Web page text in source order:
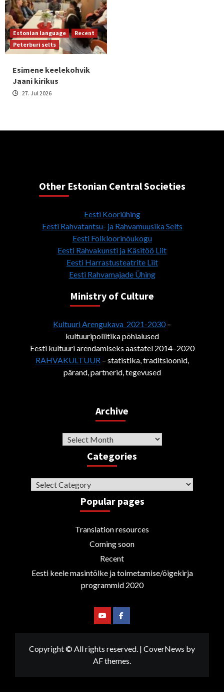
Estonian language
Recent
Peterburi selts
Esimene keelekohvik
Jaani kirikus
27. Jul 2026
Other Estonian Central Societies
Eesti Kooriühing
Eesti Rahvatantsu- ja Rahvamuusika Selts
Eesti Folkloorinõukogu
Eesti Rahvakunsti ja Käsitöö Liit
Eesti Harrastusteatrite Liit
Eesti Rahvamajade Ühing
Ministry of Culture
Kultuuri Arengukava 2021-2030–
kultuuripoliitika põhialused
Eesti kultuuri arendamiseks aastatel 2014–2020
RAHVAKULTUUR– statistika, traditsioonid,
pärand, partnerid, tegevused
Archive
Archive
Categories
Categories
Popular pages
Translation resources
Coming soon
Recent
Eesti keele masintõlke ja toimetamise/õigekirja
programmid 2020
YoutubeFacebook
Copyright © All rights reserved. | CoverNews by
AF themes.